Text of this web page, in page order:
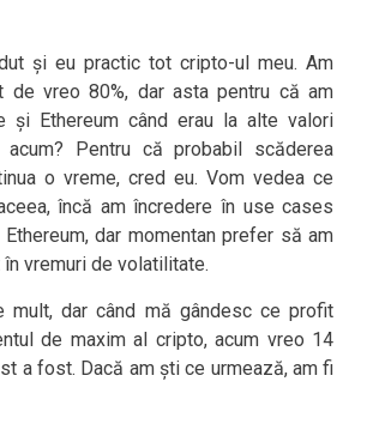
și eu practic tot cripto-ul meu. Am
de vreo 80%, dar asta pentru că am
și Ethereum când erau la alte valori
Pentru că probabil scăderea
o vreme, cred eu. Vom vedea ce
încă am încredere în use cases
dar momentan prefer să am
vremuri de volatilitate.
mult, dar când mă gândesc ce profit
de maxim al cripto, acum vreo 14
a fost. Dacă am ști ce urmează, am fi